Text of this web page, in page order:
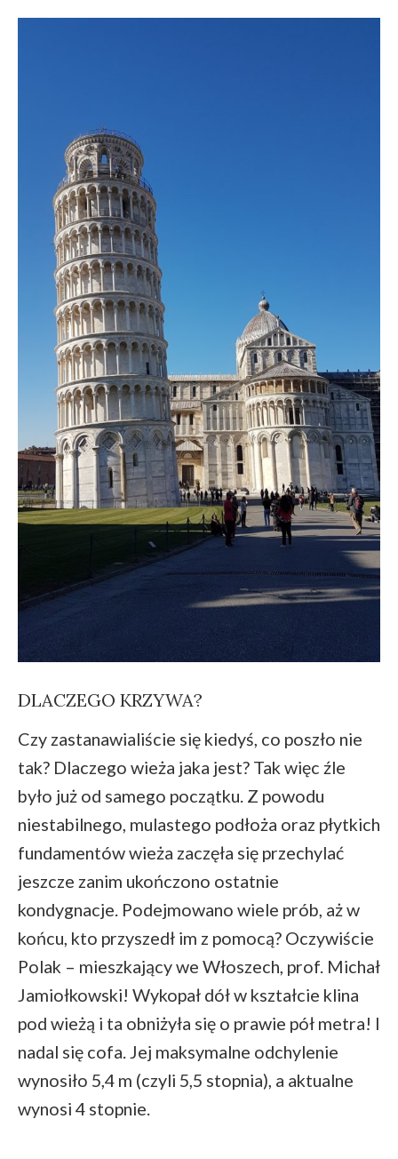
DLACZEGO KRZYWA?
Czy zastanawialiście się kiedyś, co poszło nie
tak? Dlaczego wieża jaka jest? Tak więc źle
było już od samego początku. Z powodu
niestabilnego, mulastego podłoża oraz płytkich
fundamentów wieża zaczęła się przechylać
jeszcze zanim ukończono ostatnie
kondygnacje. Podejmowano wiele prób, aż w
końcu, kto przyszedł im z pomocą? Oczywiście
Polak – mieszkający we Włoszech, prof. Michał
Jamiołkowski! Wykopał dół w kształcie klina
pod wieżą i ta obniżyła się o prawie pół metra! I
nadal się cofa. Jej maksymalne odchylenie
wynosiło 5,4 m (czyli 5,5 stopnia), a aktualne
wynosi 4 stopnie.